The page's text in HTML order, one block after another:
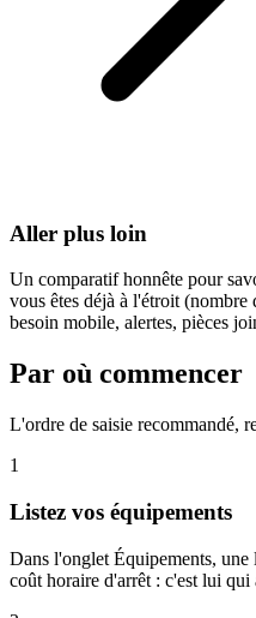
Aller plus loin
Un comparatif honnête pour
vous êtes déjà à l'étroit (nombre
besoin mobile, alertes, pièces
Par où commencer
L'ordre de saisie recommandé,
1
Listez vos équipements
Dans l'onglet Équipements,
coût horaire d'arrêt : c'est lui